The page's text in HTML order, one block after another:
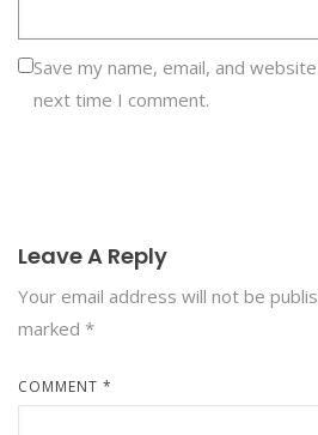
Save my name, email, and
next time I comment.
Leave A Reply
Your email address will not be
marked *
COMMENT *